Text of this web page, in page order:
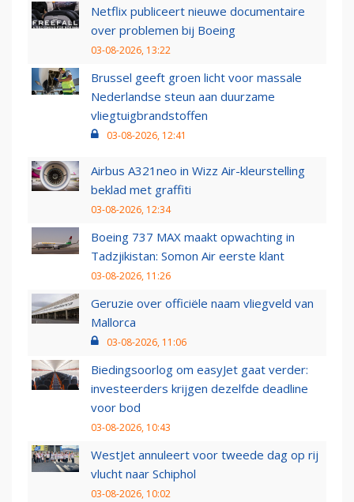
Netflix publiceert nieuwe documentaire
over problemen bij Boeing
03-08-2026, 13:22
Brussel geeft groen licht voor massale
Nederlandse steun aan duurzame
vliegtuigbrandstoffen
03-08-2026, 12:41
Airbus A321neo in Wizz Air-kleurstelling
beklad met graffiti
03-08-2026, 12:34
Boeing 737 MAX maakt opwachting in
Tadzjikistan: Somon Air eerste klant
03-08-2026, 11:26
Geruzie over officiële naam vliegveld van
Mallorca
03-08-2026, 11:06
Biedingsoorlog om easyJet gaat verder:
investeerders krijgen dezelfde deadline
voor bod
03-08-2026, 10:43
WestJet annuleert voor tweede dag op rij
vlucht naar Schiphol
03-08-2026, 10:02